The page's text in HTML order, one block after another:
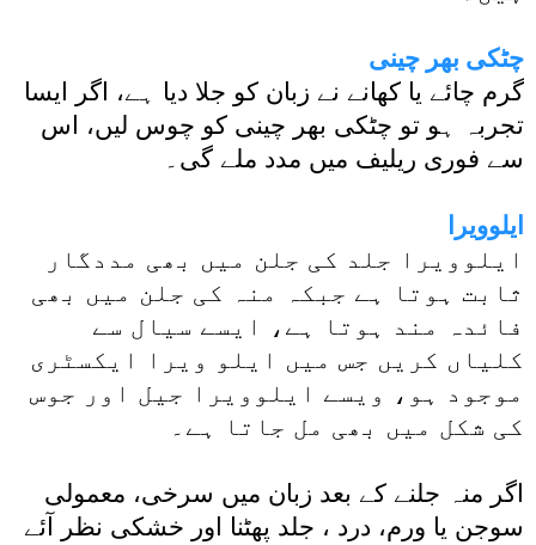
چٹکی بھر چینی
گرم چائے یا کھانے نے زبان کو جلا دیا ہے، اگر ایسا
تجربہ ہو تو چٹکی بھر چینی کو چوس لیں، اس
سے فوری ریلیف میں مدد ملے گی۔
ایلوویرا
ایلوویرا جلد کی جلن میں بھی مددگار
ثابت ہوتا ہے جبکہ منہ کی جلن میں بھی
فائدہ مند ہوتا ہے، ایسے سیال سے
کلیاں کریں جس میں ایلو ویرا ایکسٹری
موجود ہو، ویسے ایلوویرا جیل اور جوس
کی شکل میں بھی مل جاتا ہے۔
اگر منہ جلنے کے بعد زبان میں سرخی، معمولی
سوجن یا ورم، درد ، جلد پھٹنا اور خشکی نظر آئے